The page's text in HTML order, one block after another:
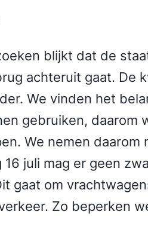
blijkt dat de
achteruit gaat. De
We vinden het
gebruiken, daarom
We nemen daarom
16 juli mag er geen
gaat om
Zo beperken